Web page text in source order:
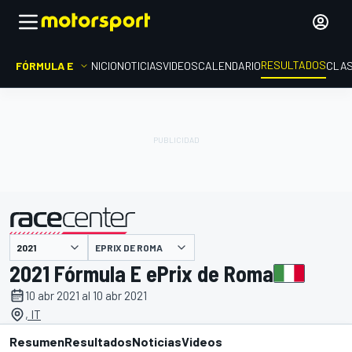
FÓRMULA E INICIONOTICIASVIDEOSCALENDARIORESULTADOS
presentado por EPRIX DE ROMA
2021 Fórmula E ePrix de Roma
10 abr 2021 al 10 abr 2021
, IT
ResumenResultadosNoticiasVideos